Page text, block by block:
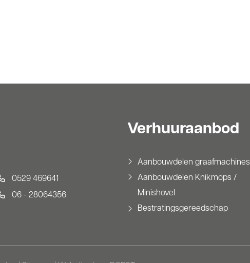
0529 469641
06 - 28064356
Verhuuraanbod
Aanbouwdelen graafmachines
Aanbouwdelen Knikmops /
Minishovel
Bestratingsgereedschap